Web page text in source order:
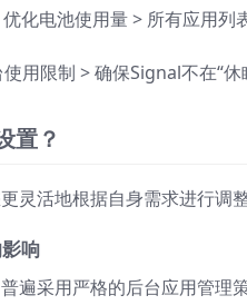
化电池使用量 > 所有应用列
用限制 > 确保Signal不在“休
置？
灵活地根据自身需求进行调
响
遍采用严格的后台应用管理